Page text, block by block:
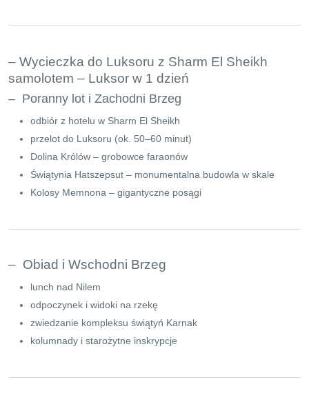
– Wycieczka do Luksoru z Sharm El Sheikh
samolotem – Luksor w 1 dzień
– Poranny lot i Zachodni Brzeg
odbiór z hotelu w Sharm El Sheikh
przelot do Luksoru (ok. 50–60 minut)
Dolina Królów – grobowce faraonów
Świątynia Hatszepsut – monumentalna budowla w skale
Kolosy Memnona – gigantyczne posągi
– Obiad i Wschodni Brzeg
lunch nad Nilem
odpoczynek i widoki na rzekę
zwiedzanie kompleksu świątyń Karnak
kolumnady i starożytne inskrypcje